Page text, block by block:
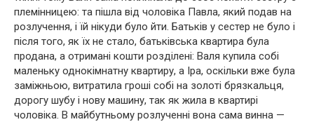
племінницею: та пішла від чоловіка Павла, який подав на
розлучення, і їй нікуди було йти. Батьків у сестер не було і
після того, як їх не стало, батьківська квартира була
продана, а отримані кошти розділені: Валя купила собі
маленьку однокімнатну квартиру, а Іра, оскільки вже була
заміжньою, витратила гроші собі на золоті брязкальця,
дорогу шубу і нову машину, так як жила в квартирі
чоловіка. В майбутньому розлученні вона сама винна —